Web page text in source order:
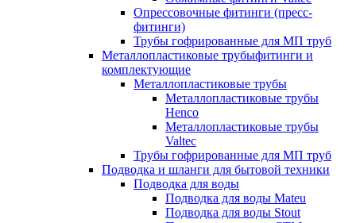
Опрессовочные фитинги (пресс-
фитинги)
Трубы гофрированные для МП труб
Металлопластиковые трубыфитинги и
комплектующие
Металлопластиковые трубы
Металлопластиковые трубы
Henco
Металлопластиковые трубы
Valtec
Трубы гофрированные для МП труб
Подводка и шланги для бытовой техники
Подводка для воды
Подводка для воды Mateu
Подводка для воды Stout